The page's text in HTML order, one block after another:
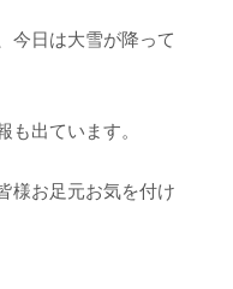
今日は大雪が降って
出ています。
様お足元お気を付け